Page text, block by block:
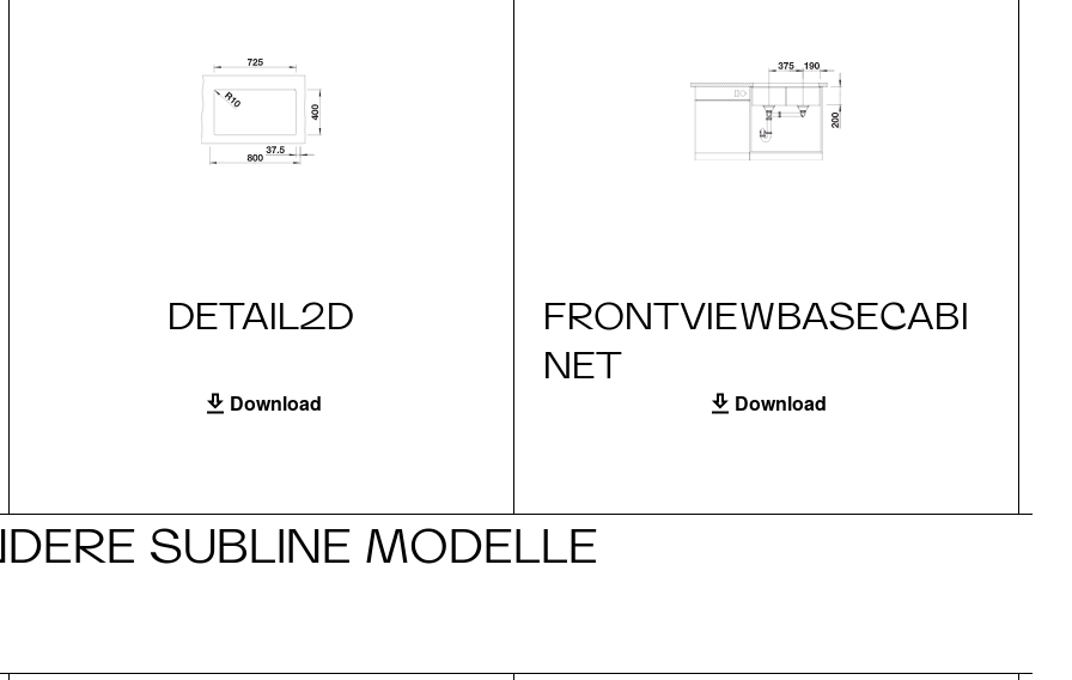
DETAIL2D
Download
FRONTVIEWBASECABI
NET
Download
SUBLINE MODELLE